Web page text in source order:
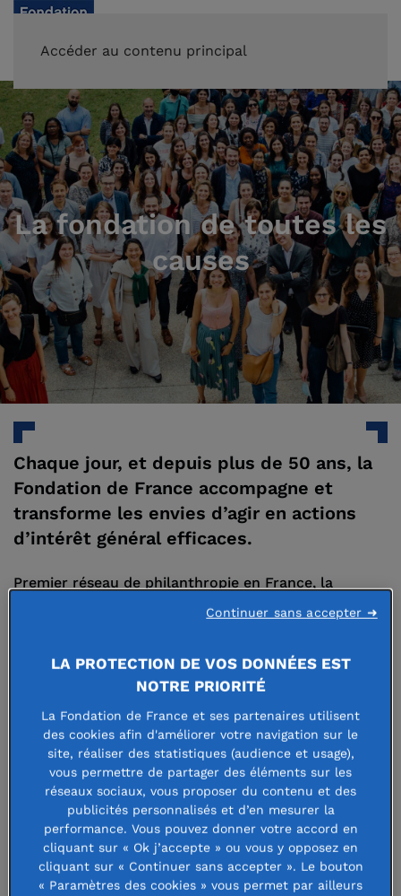
Accéder au contenu principal
La fondation de toutes les
causes
Chaque jour, et depuis plus de 50 ans, la
Fondation de France accompagne et
transforme les envies d’agir en actions
d’intérêt général efficaces.
Premier réseau de philanthropie en France, la
Fondation de France réunit donateurs, fondateurs,
territoires. Son ambition : contribuer à construire
des solutions efficaces et durables pour répondre
aux enjeux de la société.
Notre raison d'être
LA PROTECTION DE VOS DONNÉES EST
NOTRE PRIORITÉ
La Fondation de France et ses partenaires utilisent
des cookies afin d'améliorer votre navigation sur le
site, réaliser des statistiques (audience et usage),
vous permettre de partager des éléments sur les
réseaux sociaux, vous proposer du contenu et des
publicités personnalisés et d’en mesurer la
performance. Vous pouvez donner votre accord en
cliquant sur « Ok j’accepte » ou vous y opposez en
cliquant sur « Continuer sans accepter ». Le bouton
« Paramètres des cookies » vous permet par ailleurs
Continuer sans accepter ➜